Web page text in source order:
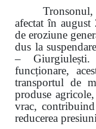
afectat în august
de eroziune
dus la
–
funcționare,
transportul de
produse
vrac,
reducerea